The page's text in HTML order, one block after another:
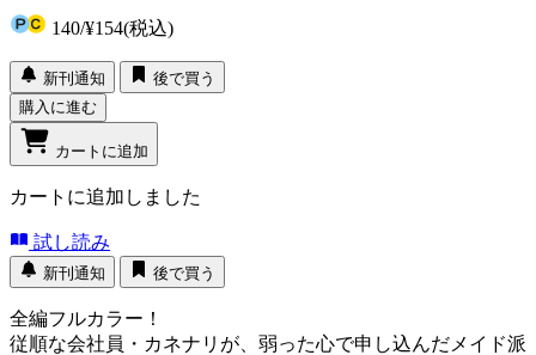
140/¥154(税込)
新刊通知
後で買う
購入に進む
カートに追加
カートに追加しました
試し読み
新刊通知 後で買う
全編フルカラー！
従順な会社員・カネナリが、弱った心で申し込んだメイド派